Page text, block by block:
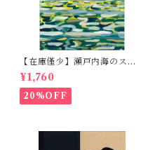
【在庫僅少】瀬戸内海のスケ
ッチ 黒島伝治作品集
¥1,760
20%OFF